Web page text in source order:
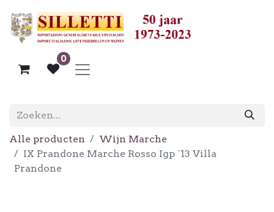
0
Alle producten
Wijn Marche
IX Prandone Marche Rosso Igp `13 Villa
Prandone